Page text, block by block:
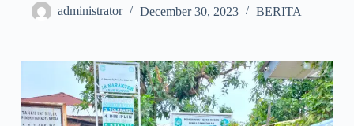
administrator December 30, 2023 BERITA